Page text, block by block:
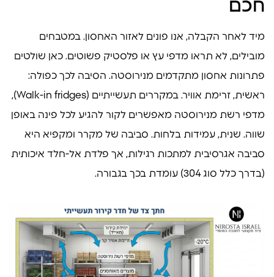
חכם
מיד לאחר הקבלה, אנו פונים לאזור האחסון. במטבחים
מובילים, לא תראו מדפי עץ או פלסטיק פשוטים. כאן שולטים
פתרונות אחסון מתקדמים מנירוסטה. הסיבה לכך כפולה:
ראשית, זרימת אוויר. במקררים תעשייתיים (Walk-in fridges),
מדפי רשת מנירוסטה מאפשרים לקור להגיע לכל פינה באופן
שווה. שנית, עמידות בלחות. סביבה של מקרר ומקפיא היא
סביבה אגרסיבית למתכות רגילות, אך פלדת אל-חלד איכותית
(בדרך כלל סוג 304) עומדת בכך בגבורה.